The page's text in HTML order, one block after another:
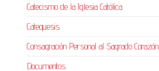
Catecismo de la Iglesia Católica
Catequesis
Consagración Personal al Sagrado Corazón
Documentos